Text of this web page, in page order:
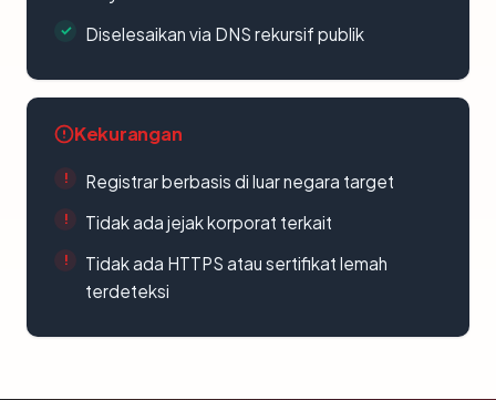
Diselesaikan via DNS rekursif publik
Kekurangan
Registrar berbasis di luar negara target
Tidak ada jejak korporat terkait
Tidak ada HTTPS atau sertifikat lemah
terdeteksi